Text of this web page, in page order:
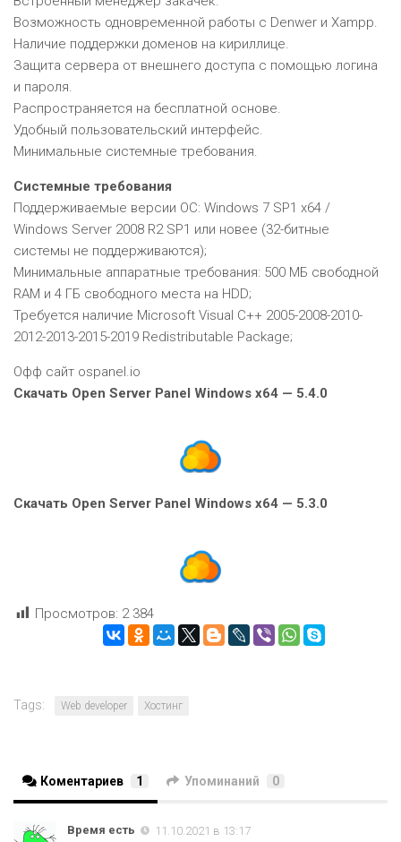
Возможность одновременной работы с Denwer и Xampp.
Наличие поддержки доменов на кириллице.
Защита сервера от внешнего доступа с помощью логина
и пароля.
Распространяется на бесплатной основе.
Удобный пользовательский интерфейс.
Минимальные системные требования.
Системные требования
Поддерживаемые версии ОС: Windows 7 SP1 x64 /
Windows Server 2008 R2 SP1 или новее (32-битные
системы не поддерживаются);
Минимальные аппаратные требования: 500 МБ свободной
RAM и 4 ГБ свободного места на HDD;
Требуется наличие Microsoft Visual C++ 2005-2008-2010-
2012-2013-2015-2019 Redistributable Package;
Офф сайт ospanel.io
Скачать Open Server Panel Windows x64 — 5.4.0
Скачать Open Server Panel Windows x64 — 5.3.0
Просмотров: 2 384
Tags: Web developer Хостинг
Коментариев 1 Упоминаний 0
Время есть
11.10.2021 в 13:17